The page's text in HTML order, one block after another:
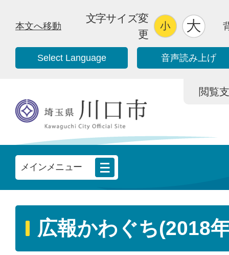
本文へ移動
文字サイズ変
更
Select Language 音声読み上げ
閲覧
メインメニュー
広報かわぐち(2018